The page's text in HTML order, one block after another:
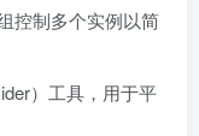
控制多个实例以简
）工具，用于平